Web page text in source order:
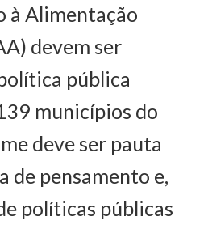
à Alimentação
devem ser
pública
municípios do
deve ser pauta
de pensamento e,
políticas públicas